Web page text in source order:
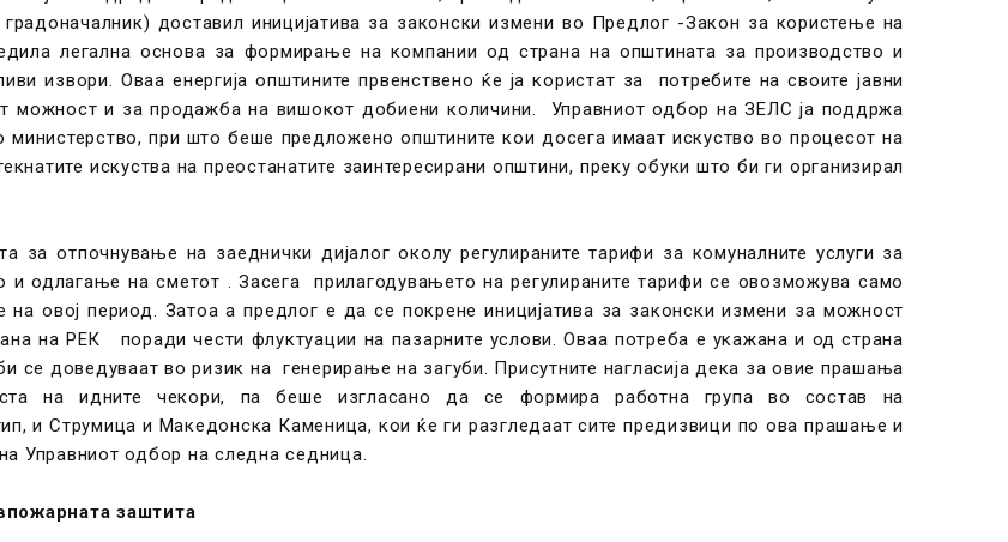
доставил иницијатива за законски измени во Предлог -Закон за користење на
легална основа за формирање на компании од страна на општината за производство и
извори. Оваа енергија општините првенствено ќе ја користат за потребите на своите јавни
можност и за продажба на вишокот добиени количини. Управниот одбор на ЗЕЛС ја поддржа
министерство, при што беше предложено општините кои досега имаат искуство во процесот на
искуства на преостанатите заинтересирани општини, преку обуки што би ги организирал
за отпочнување на заеднички дијалог околу регулираните тарифи за комуналните услуги за
одлагање на сметот . Засега прилагодувањето на регулираните тарифи се овозможува само
овој период. Затоа а предлог е да се покрене иницијатива за законски измени за можност
на РЕК поради чести флуктуации на пазарните услови. Оваа потреба е укажана и од страна
доведуваат во ризик на генерирање на загуби. Присутните нагласија дека за овие прашања
на идните чекори, па беше изгласано да се формира работна група во состав на
и Струмица и Македонска Каменица, кои ќе ги разгледаат сите предизвици по ова прашање и
Управниот одбор на следна седница.
заштита